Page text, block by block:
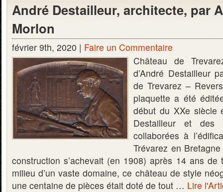
André Destailleur, architecte, par
Morlon
février 9th, 2020 | Faire un Commentaire
Château de
d’André Destailleur
de Trevarez –
plaquette a été
début du XXe siècle
Destailleur et des
collaborées à
Trévarez en
construction s’achevait (en 1908) après 14 ans de
milieu d’un vaste domaine, ce château de style
une centaine de pièces était doté de tout … Lire